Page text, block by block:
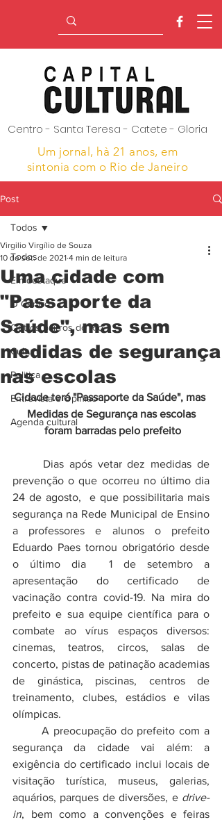
Centro - Santa Teresa - Catete - Gloria
Um jornal, hà 21 anos, em
sintonia com o Rio de Janeiro
Post
Todos
Em destaque
O Centro
Outros bairros do Rio
Cultura
Politica
Entrevista e Opiniao
Agenda cultural
Todos
Uma cidade com
"Passaporte da
Saúde", mas sem
medidas de segurança
nas escolas
Virgilio Virgílio de Souza
10 de set. de 2021 4 min de leitura
Cidade terá "Passaporte da Saúde", mas
Medidas de Segurança nas escolas
foram barradas pelo prefeito
prevenção o que ocorreu no último dia
24 de agosto,  e que possibilitaria mais
segurança na Rede Municipal de Ensino
a professores e alunos o prefeito
Eduardo Paes tornou obrigatório desde
o último dia  1 de setembro a
apresentação do certificado de
vacinação contra covid-19. Na mira do
prefeito e sua equipe científica para o
combate ao vírus espaços diversos:
cinemas, teatros, circos, salas de
concerto, pistas de patinação academias
de ginástica, piscinas, centros de
treinamento, clubes, estádios e vilas
olímpicas.
segurança da cidade vai além: a
exigência do certificado inclui locais de
visitação turística, museus, galerias,
aquários, parques de diversões, e drive-
in, bem como a convenções e feiras